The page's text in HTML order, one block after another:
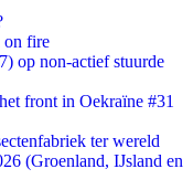
on fire
op non-actief stuurde
front in Oekraïne #31
ter wereld
(Groenland, IJsland en